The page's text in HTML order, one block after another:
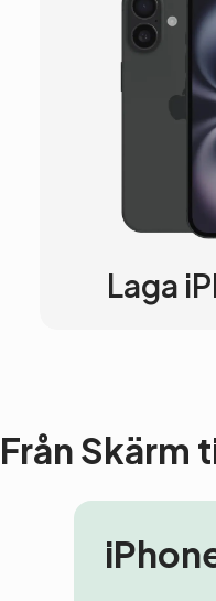
Laga
Från Skärm